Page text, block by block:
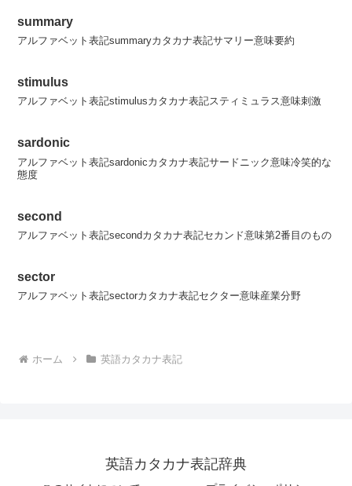
summary
アルファベット表記summaryカタカナ表記サマリー意味要約
stimulus
アルファベット表記stimulusカタカナ表記スティミュラス意味刺激
sardonic
アルファベット表記sardonicカタカナ表記サードニック意味冷笑的な
態度
second
アルファベット表記secondカタカナ表記セカンド意味第2番目のもの
sector
アルファベット表記sectorカタカナ表記セクター意味産業分野
ホーム 英語カタカナ表記
英語カタカナ表記辞典